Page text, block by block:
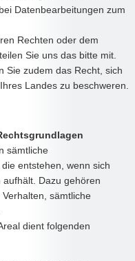
Datenbearbeitungen zum
Rechten oder dem
Sie uns das bitte mit.
Sie zudem das Recht, sich
Landes zu beschweren.
sämtliche
entstehen, wenn sich
Dazu gehören
sämtliche
dient folgenden